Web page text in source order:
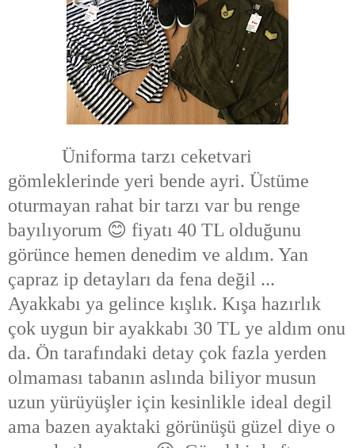
Üniforma tarzı ceketvari
gömleklerinde yeri bende ayri. Üstüme
oturmayan rahat bir tarzı var bu renge
bayılıyorum 😊 fiyatı 40 TL olduğunu
görünce hemen denedim ve aldım. Yan
çapraz ip detayları da fena değil ...
Ayakkabı ya gelince kışlık. Kışa hazırlık
çok uygun bir ayakkabı 30 TL ye aldım onu
da. Ön tarafındaki detay çok fazla yerden
olmaması tabanın aslında biliyor musun
uzun yürüyüşler için kesinlikle ideal degil
ama bazen ayaktaki görünüşü güzel diye o